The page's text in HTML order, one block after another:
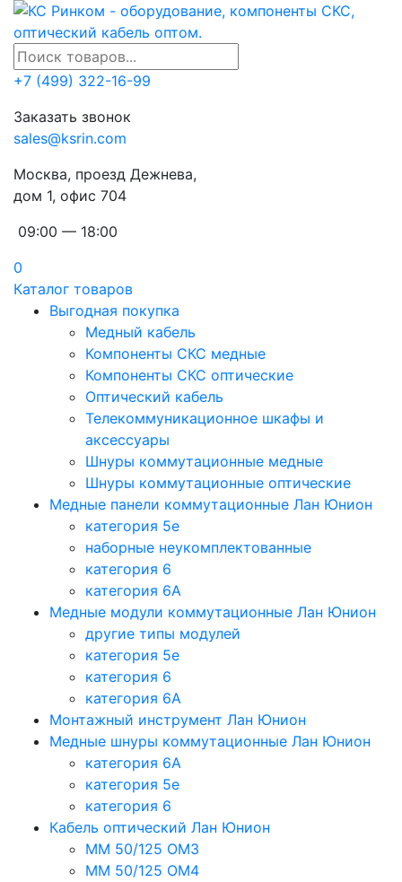
+7 (499) 322-16-99
Заказать звонок
sales@ksrin.com
Москва, проезд Дежнева,
дом 1, офис 704
09:00 — 18:00
0
Каталог товаров
Выгодная покупка
Медный кабель
Компоненты СКС медные
Компоненты СКС оптические
Оптический кабель
Телекоммуникационное шкафы и
аксессуары
Шнуры коммутационные медные
Шнуры коммутационные оптические
Медные панели коммутационные Лан Юнион
категория 5e
наборные неукомплектованные
категория 6
категория 6A
Медные модули коммутационные Лан Юнион
другие типы модулей
категория 5е
категория 6
категория 6A
Монтажный инструмент Лан Юнион
Медные шнуры коммутационные Лан Юнион
категория 6A
категория 5e
категория 6
Кабель оптический Лан Юнион
MM 50/125 OM3
MM 50/125 OM4